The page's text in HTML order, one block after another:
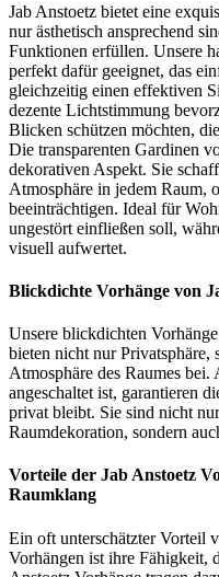
Jab Anstoetz bietet eine
nur ästhetisch ansprechend
Funktionen erfüllen. Unsere
perfekt dafür geeignet, das
gleichzeitig einen effektiven
dezente Lichtstimmung
Blicken schützen möchten,
Die transparenten Gardinen
dekorativen Aspekt. Sie
Atmosphäre in jedem Raum,
beeinträchtigen. Ideal für
ungestört einfließen soll,
visuell aufwertet.
Blickdichte Vorhänge von
Unsere blickdichten
bieten nicht nur Privatsphäre,
Atmosphäre des Raumes
angeschaltet ist, garantieren
privat bleibt. Sie sind nicht
Raumdekoration, sondern
Vorteile der Jab Anstoetz
Raumklang
Ein oft unterschätzter Vorteil
Vorhängen ist ihre Fähigkeit,